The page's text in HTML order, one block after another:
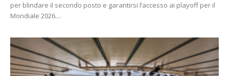
per blindare il secondo posto e garantirsi l’accesso ai playoff per il
Mondiale 2026....